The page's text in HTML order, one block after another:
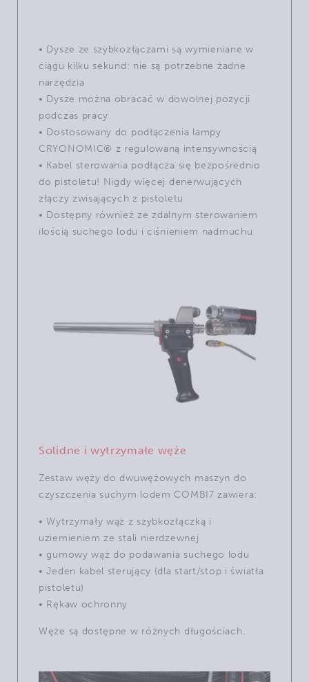
• Dysze ze szybkozłączami są wymieniane w
ciągu kilku sekund: nie są potrzebne żadne
narzędzia
• Dysze można obracać w dowolnej pozycji
podczas pracy
• Dostosowany do podłączenia lampy
CRYONOMIC® z regulowaną intensywnością
• Kabel sterowania podłącza się bezpośrednio
do pistoletu! Nigdy więcej denerwujących
złączy zwisających z pistoletu
• Dostępny również ze zdalnym sterowaniem
ilością suchego lodu i ciśnieniem nadmuchu
Solidne i wytrzymałe węże
Zestaw węży do dwuwężowych maszyn do
czyszczenia suchym lodem COMBI7 zawiera:
• Wytrzymały wąż z szybkozłączką i
uziemieniem ze stali nierdzewnej
• gumowy wąż do podawania suchego lodu
• Jeden kabel sterujący (dla start/stop i światła
pistoletu)
• Rękaw ochronny
Węże są dostępne w różnych długościach.